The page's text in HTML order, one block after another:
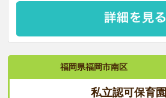
福岡県福岡市南区
私立認可保育園